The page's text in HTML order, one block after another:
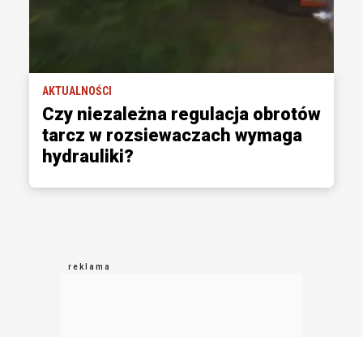
AKTUALNOŚCI
Czy niezależna regulacja obrotów
tarcz w rozsiewaczach wymaga
hydrauliki?